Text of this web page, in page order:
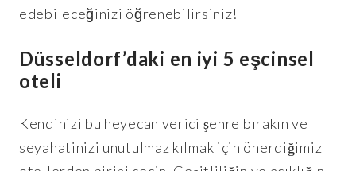
edebileceğinizi öğrenebilirsiniz!
Düsseldorf’daki en iyi 5 eşcinsel
oteli
Kendinizi bu heyecan verici şehre bırakın ve
seyahatinizi unutulmaz kılmak için önerdiğimiz